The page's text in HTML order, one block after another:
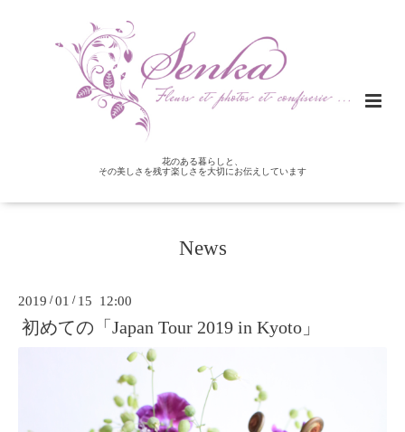
花のある暮らしと、
その美しさを残す楽しさを大切にお伝えしています
News
2019 /01 / 15 12:00
初めての「Japan Tour 2019 in Kyoto」